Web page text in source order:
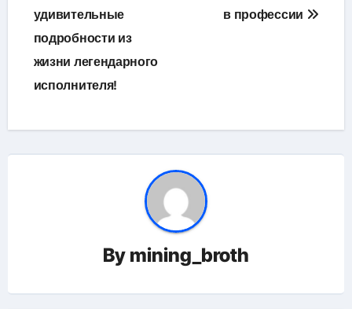
удивительные
подробности из
жизни легендарного
исполнителя!
в профессии
By mining_broth